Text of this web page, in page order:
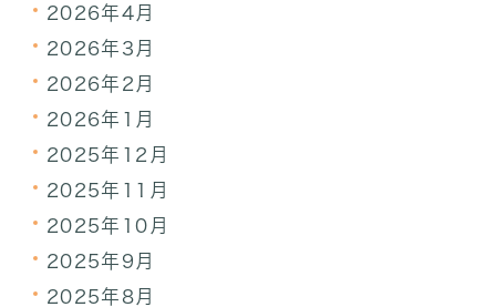
2026年4月
2026年3月
2026年2月
2026年1月
2025年12月
2025年11月
2025年10月
2025年9月
2025年8月